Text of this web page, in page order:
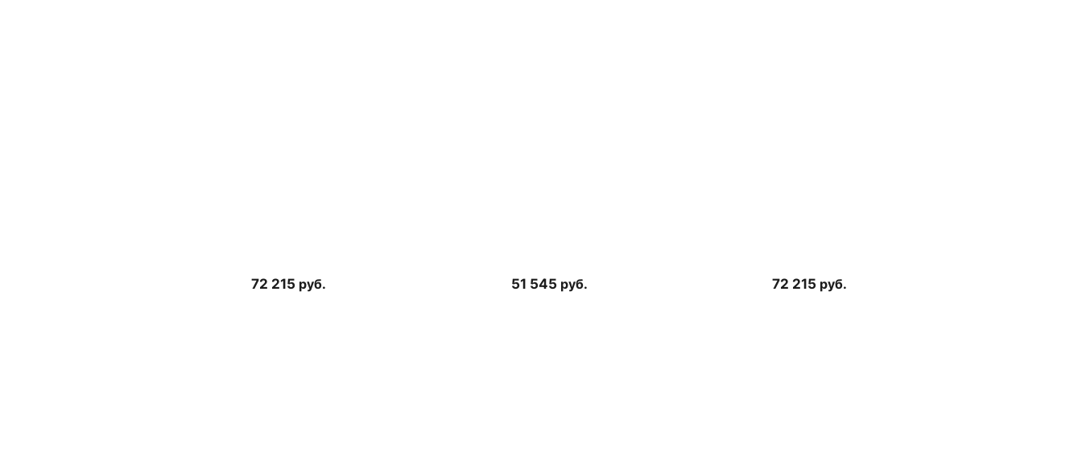
72 215 руб. 51 545 руб. 72 215 руб.